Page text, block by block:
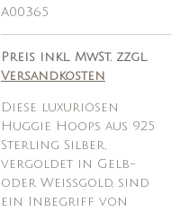
A00365
Preis inkl. MwSt. zzgl.
Versandkosten
Diese luxuriösen
Huggie Hoops aus 925
Sterling Silber,
vergoldet in Gelb-
oder Weißgold, sind
ein Inbegriff von